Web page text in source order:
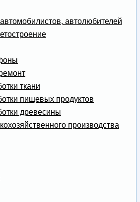
автолюбителей
ткани
пищевых продуктов
древесины
производства